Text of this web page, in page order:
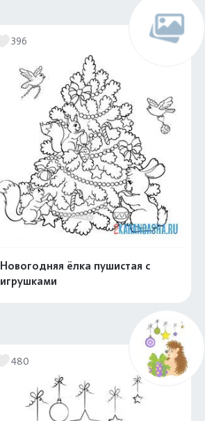
396
Новогодняя ёлка пушистая с
игрушками
480